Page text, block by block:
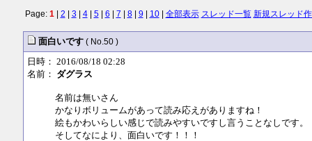
Page: 1| 2 3 4| 5| 6 7 8| 9 10| 全部表示 スレッド一覧 新規スレッド
面白いです ( No.50 )
日時： 2016/08/18 02:28
名前： ダグラス
名前は無いさん
かなりボリュームがあって読み応えがありますね！
絵もかわいらしい感じで読みやすいですし言うことなしです。
そしてなにより、面白いです！！！